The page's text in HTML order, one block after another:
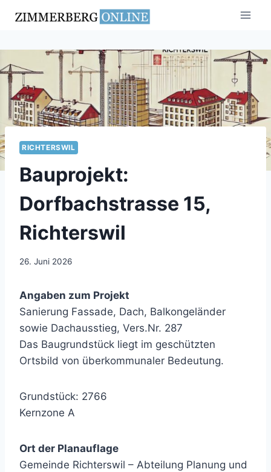
Inhalt
RICHTERSWIL
Bauprojekt:
Dorfbachstrasse 15,
Richterswil
26. Juni 2026
Angaben zum Projekt
Sanierung Fassade, Dach, Balkongeländer
sowie Dachausstieg, Vers.Nr. 287
Das Baugrundstück liegt im geschützten
Ortsbild von überkommunaler Bedeutung.
Grundstück: 2766
Kernzone A
Ort der Planauflage
Gemeinde Richterswil – Abteilung Planung und